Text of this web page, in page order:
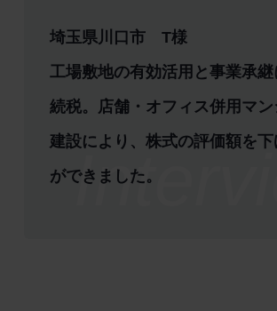
埼玉県川口市 T様
工場敷地の有効活用と事業承継
続税。店舗・オフィス併用マ
建設により、株式の評価額を下
ができました。